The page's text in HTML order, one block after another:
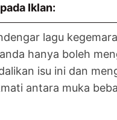
Iklan:
lagu
hanya boleh
isu ini dan
antara muka